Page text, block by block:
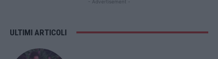
- Advertisement -
ULTIMI ARTICOLI